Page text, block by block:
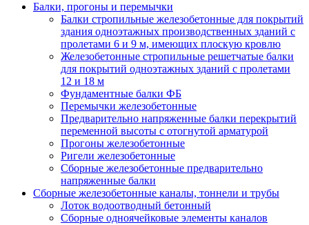
Балки, прогоны и перемычки
Балки стропильные железобетонные для покрытий
здания одноэтажных производственных зданий с
пролетами 6 и 9 м, имеющих плоскую кровлю
Железобетонные стропильные решетчатые балки
для покрытий одноэтажных зданий с пролетами
12 и 18 м
Фундаментные балки ФБ
Перемычки железобетонные
Предварительно напряженные балки перекрытий
переменной высоты с отогнутой арматурой
Прогоны железобетонные
Ригели железобетонные
Сборные железобетонные предварительно
напряженные балки
Сборные железобетонные каналы, тоннели и трубы
Лоток водоотводный бетонный
Сборные одноячейковые элементы каналов